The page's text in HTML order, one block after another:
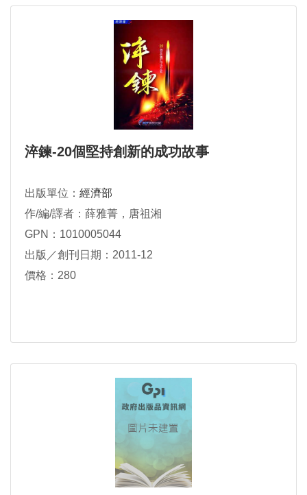
淬鍊-20個堅持創新的成功故事
出版單位： 經濟部
作/編/譯者：薛雅菁，唐祖湘
GPN：1010005044
出版／創刊日期：2011-12
價格：280